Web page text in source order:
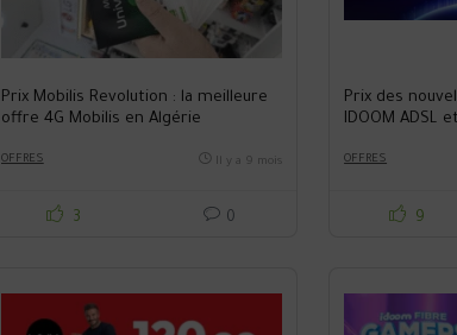
Prix Mobilis Revolution : la meilleure
offre 4G Mobilis en Algérie
OFFRES Il y a 9 mois
3 0
Prix des
IDOOM ADSL
OFFRES
9